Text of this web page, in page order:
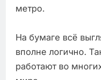
метро.
На бумаге всё
вполне логично.
работают во